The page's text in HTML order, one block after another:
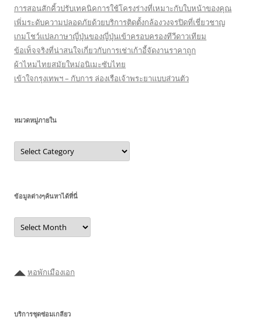
การสอนสักคิ้วปรับเทคนิคการใช้โครงร่างที่เหมาะกับใบหน้าของคุณ
เพิ่มระดับความปลอดภัยด้วยบริการติดตั้งกล้องวงจรปิดที่เชี่ยวชาญ
เกมโชว์แปลภาษาญี่ปุ่นของญี่ปุ่นเข้าครอบครองทีวีดาวเทียม
ข้อเท็จจริงที่น่าสนใจเกี่ยวกับการเช่าเก้าอี้จัดงานราคาถูก
ผ้าไหมไทยสมัยใหม่อนิเมะซับไทย
เข้าใจกรุงเทพฯ – กับการ ล่องเรือเจ้าพระยาแบบส่วนตัว
หมวดหมู่ภายใน
หมวด
หมู่
ภายใน
ข้อมูลต่างๆค้นหาได้ที่นี่
ข้อมูล
ต่างๆ
ค้นหา
◢◣ หอพักเมืองเอก
บริการชุดซ่อมเกลียว